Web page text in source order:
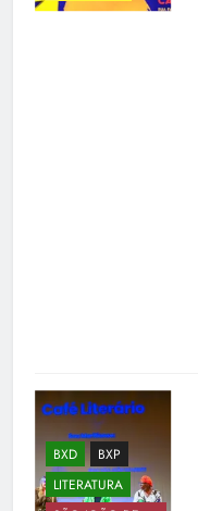
BXD
BXP
LITERATURA